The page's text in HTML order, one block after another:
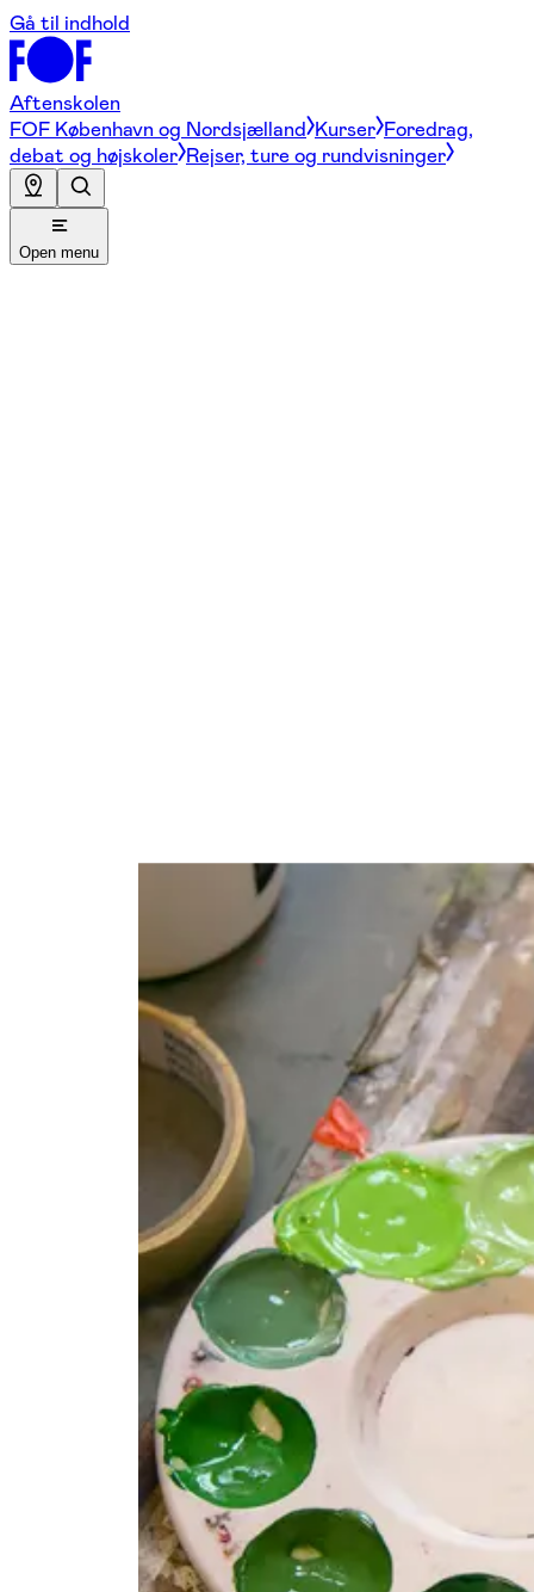
Gå til indhold
Aftenskolen
FOF København og Nordsjælland Kurser Foredrag,
debat og højskoler Rejser, ture og rundvisninger
Open menu